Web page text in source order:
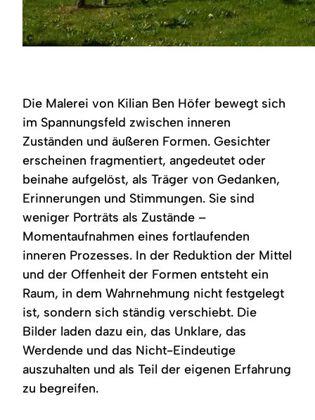
©
Die Malerei von Kilian Ben Höfer bewegt sich
im Spannungsfeld zwischen inneren
Zuständen und äußeren Formen. Gesichter
erscheinen fragmentiert, angedeutet oder
beinahe aufgelöst, als Träger von Gedanken,
Erinnerungen und Stimmungen. Sie sind
weniger Porträts als Zustände –
Momentaufnahmen eines fortlaufenden
inneren Prozesses. In der Reduktion der Mittel
und der Offenheit der Formen entsteht ein
Raum, in dem Wahrnehmung nicht festgelegt
ist, sondern sich ständig verschiebt. Die
Bilder laden dazu ein, das Unklare, das
Werdende und das Nicht-Eindeutige
auszuhalten und als Teil der eigenen Erfahrung
zu begreifen.